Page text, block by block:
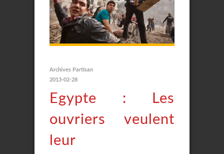
Archives Partisan
2013-02-28
Egypte : Les
ouvriers veulent
leur